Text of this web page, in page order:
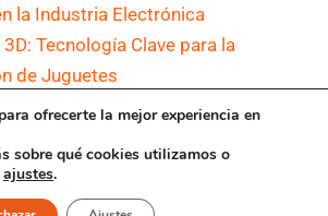
la Industria Electrónica
Tecnología Clave para la
de Juguetes
3D y Personalización en la
de Calzado
con SLS y DMLS para la
de Herramientas Personalizadas
ofrecerte la mejor experiencia en
sobre qué cookies utilizamos o
ajustes.